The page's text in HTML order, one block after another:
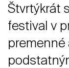
Štvrtýkrát
festival v
premenné